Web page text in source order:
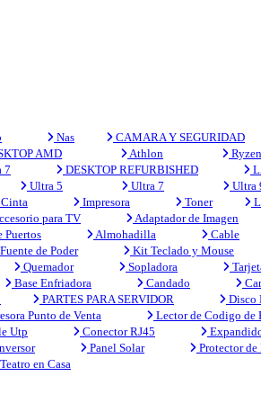
Nas CAMARA Y SEGURIDAD
AMD Athlon
7 DESKTOP REFURBISHED
Ultra 5 Ultra 7 Ultra
Cinta Impresora Toner
para TV Adaptador de Imagen
Puertos Almohadilla Cable
Fuente de Poder Kit Teclado y Mouse
Quemador Sopladora
Base Enfriadora Candado
PARTES PARA SERVIDOR Disco
Punto de Venta Lector de Codigo de
Utp Conector RJ45
Panel Solar Protector de
Teatro en Casa